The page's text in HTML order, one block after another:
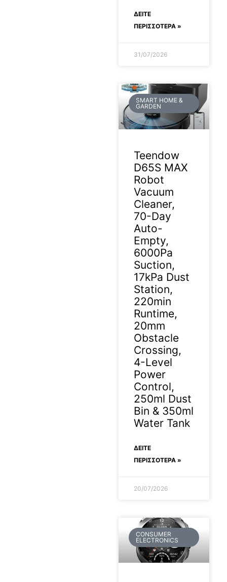
ΔΕΊΤΕ
ΠΕΡΙΣΣΟΤΕΡΑ »
31/07/2026
SMART HOME &
GARDEN
Teendow
D65S MAX
Robot
Vacuum
Cleaner,
70-Day
Auto-
Empty,
6000Pa
Suction,
17kPa Dust
Station,
220min
Runtime,
20mm
Obstacle
Crossing,
4-Level
Power
Control,
250ml Dust
Bin & 350ml
Water Tank
ΔΕΊΤΕ
ΠΕΡΙΣΣΟΤΕΡΑ »
20/07/2026
CONSUMER
ELECTRONICS